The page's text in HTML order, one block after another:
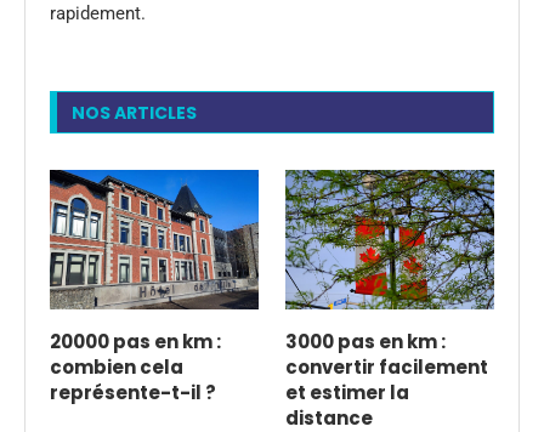
rapidement.
NOS ARTICLES
20000 pas en km :
combien cela
représente-t-il ?
3000 pas en km :
convertir facilement
et estimer la
distance